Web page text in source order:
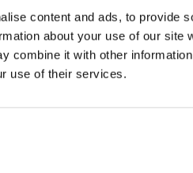
content and ads, to provide
about your use of our site
combine it with other
use of their services.
ZDA. Informacije o varstvu
privacy/.
stikom na družbenih omrežjih
vidno družbenim omrežjem.